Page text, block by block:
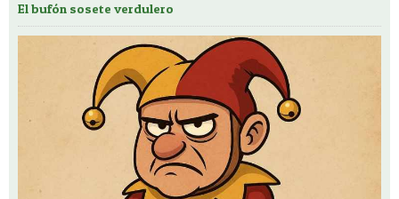
El bufón sosete verdulero